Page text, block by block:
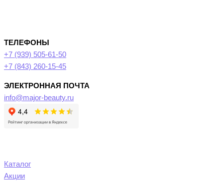
ТЕЛЕФОНЫ
+7 (939) 505-61-50
+7 (843) 260-15-45
ЭЛЕКТРОННАЯ ПОЧТА
info@major-beauty.ru
Каталог
Акции